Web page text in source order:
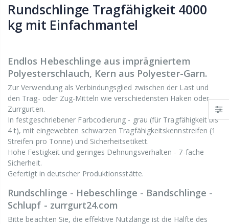
Rundschlinge Tragfähigkeit 4000
kg mit Einfachmantel
Endlos Hebeschlinge aus imprägniertem
Polyesterschlauch, Kern aus Polyester-Garn.
Zur Verwendung als Verbindungsglied zwischen der Last und
den Trag- oder Zug-Mitteln wie verschiedensten Haken oder
Zurrgurten.
In festgeschriebener Farbcodierung - grau (für Tragfähigkeit bis
4 t), mit eingewebten schwarzen Tragfähigkeitskennstreifen (1
Streifen pro Tonne) und Sicherheitsetikett.
Hohe Festigkeit und geringes Dehnungsverhalten - 7-fache
Sicherheit.
Gefertigt in deutscher Produktionsstätte.
Rundschlinge - Hebeschlinge - Bandschlinge -
Schlupf - zurrgurt24.com
Bitte beachten Sie, die effektive Nutzlänge ist die Hälfte des